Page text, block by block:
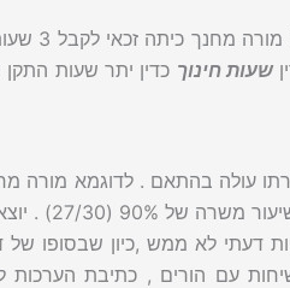
בגני ילדים , בתי ספר
שעות חינוך כדין יתר שעות
עולה בהתאם . לדוגמא מורה
יסודי עם 24 שעות תקן עם
דעתי לא ממש ,כיון שבסופו
עם הורים , כתיבת הערכות